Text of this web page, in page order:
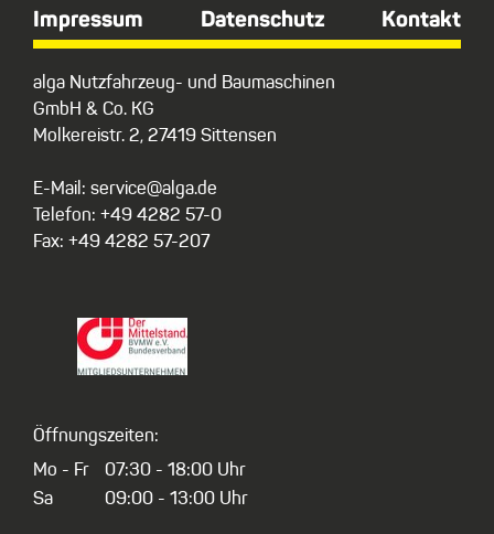
Impressum Datenschutz Kontakt
alga Nutzfahrzeug- und Baumaschinen
GmbH & Co. KG
Molkereistr. 2, 27419 Sittensen
E-Mail: service@alga.de
Telefon: +49 4282 57-0
Fax: +49 4282 57-207
Öffnungszeiten:
Mo - Fr
Sa
07:30 - 18:00 Uhr
09:00 - 13:00 Uhr